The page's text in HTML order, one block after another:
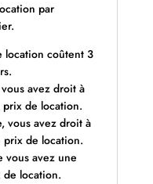
par
location coûtent 3
avez droit à
de location.
vous avez droit à
de location.
vous avez une
location.